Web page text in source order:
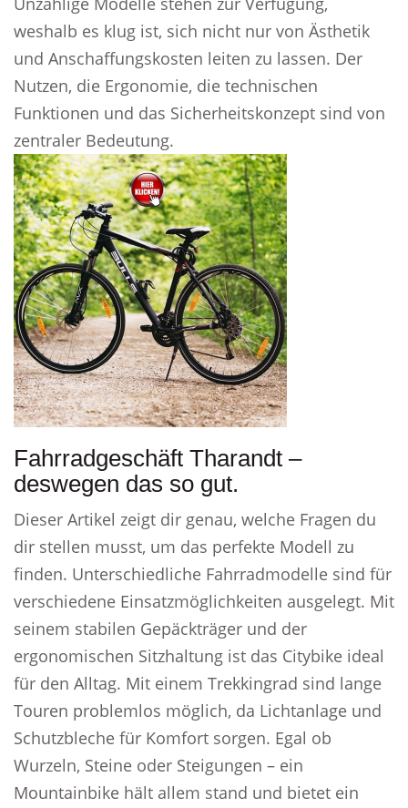
weshalb es klug ist, sich nicht nur von Ästhetik
und Anschaffungskosten leiten zu lassen. Der
Nutzen, die Ergonomie, die technischen
Funktionen und das Sicherheitskonzept sind von
zentraler Bedeutung.
Fahrradgeschäft Tharandt –
deswegen das so gut.
Dieser Artikel zeigt dir genau, welche Fragen du
dir stellen musst, um das perfekte Modell zu
finden. Unterschiedliche Fahrradmodelle sind für
verschiedene Einsatzmöglichkeiten ausgelegt. Mit
seinem stabilen Gepäckträger und der
ergonomischen Sitzhaltung ist das Citybike ideal
für den Alltag. Mit einem Trekkingrad sind lange
Touren problemlos möglich, da Lichtanlage und
Schutzbleche für Komfort sorgen. Egal ob
Wurzeln, Steine oder Steigungen – ein
Mountainbike hält allem stand und bietet ein